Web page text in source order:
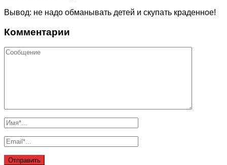
Вывод: не надо обманывать детей и скупать краденное!
Комментарии